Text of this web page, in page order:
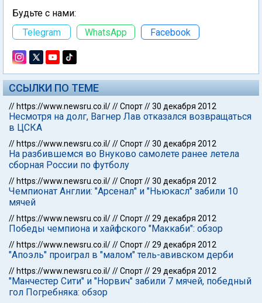
Будьте с нами:
Telegram
WhatsApp Facebook
ССЫЛКИ ПО ТЕМЕ
// https://www.newsru.co.il///Спорт//30 декабря 2012
Несмотря на долг, Вагнер Лав отказался возвращаться
в ЦСКА
// https://www.newsru.co.il///Спорт//30 декабря 2012
На разбившемся во Внуково самолете ранее летела
сборная России по футболу
// https://www.newsru.co.il///Спорт//30 декабря 2012
Чемпионат Англии: "Арсенал" и "Ньюкасл" забили 10
мячей
// https://www.newsru.co.il///Спорт//29 декабря 2012
Победы чемпиона и хайфского "Маккаби": обзор
// https://www.newsru.co.il///Спорт//29 декабря 2012
"Апоэль" проиграл в "малом" тель-авивском дерби
// https://www.newsru.co.il///Спорт//29 декабря 2012
"Манчестер Сити" и "Норвич" забили 7 мячей, победный
гол Погребняка: обзор